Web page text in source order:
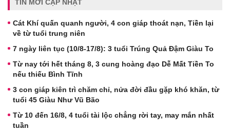
TIN MỚI CẬP NHẬT
Cát Khí quấn quanh người, 4 con giáp thoát nạn, Tiền lại
về từ tuổi trung niên
7 ngày liên tục (10/8-17/8): 3 tuổi Trúng Quả Đậm Giàu To
Từ nay tới hết tháng 8, 3 cung hoàng đạo Dễ Mất Tiền To
nếu thiếu Bình Tĩnh
3 con giáp kiên trì chăm chỉ, nửa đời đầu gặp khó khăn, từ
tuổi 45 Giàu Như Vũ Bão
Từ 10 đến 16/8, 4 tuổi tài lộc chẳng rời tay, may mắn nhất
tuần